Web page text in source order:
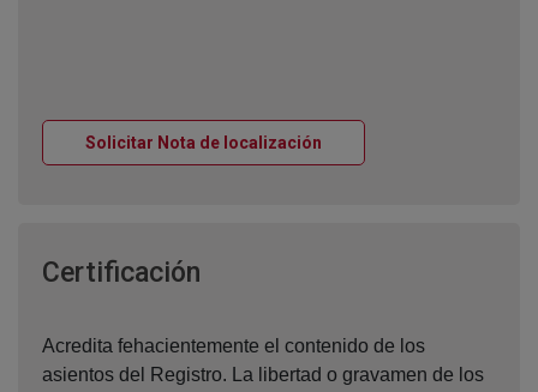
Solicitar Nota de localización
Certificación
Acredita fehacientemente el contenido de los
asientos del Registro. La libertad o gravamen de los